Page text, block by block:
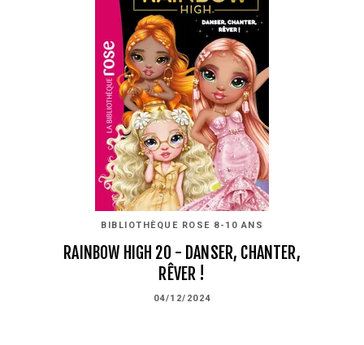
BIBLIOTHÈQUE ROSE 8-10 ANS
RAINBOW HIGH 20 - DANSER, CHANTER,
RÊVER !
04/12/2024